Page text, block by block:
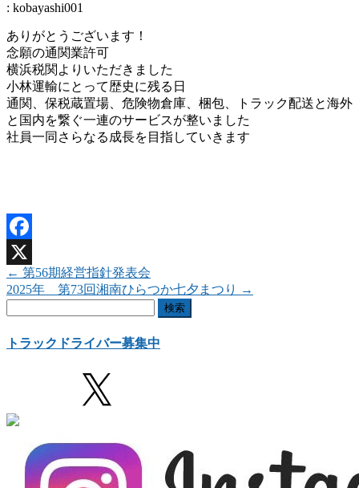
: kobayashi001
ありがとうございます！
念願の通関業許可
横浜税関よりいただきました
小林運輸にとって歴史に残る日
通関、保税蔵置場、危険物倉庫、梱包、トラック配送と海外
と国内を繋ぐ一連のサービスが整いました
社員一同さらなる成長を目指していきます
Facebook
X
← 第56期経営指針発表会
2025年 第73回湘南ひらつか七夕まつり
→
トラックドライバー募集中